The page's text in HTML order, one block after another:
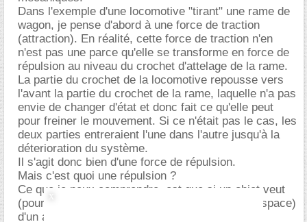
Dans l'exemple d'une locomotive "tirant" une rame de
wagon, je pense d'abord à une force de traction
(attraction). En réalité, cette force de traction n'en
n'est pas une parce qu'elle se transforme en force de
répulsion au niveau du crochet d'attelage de la rame.
La partie du crochet de la locomotive repousse vers
l'avant la partie du crochet de la rame, laquelle n'a pas
envie de changer d'état et donc fait ce qu'elle peut
pour freiner le mouvement. Si ce n'était pas le cas, les
deux parties entreraient l'une dans l'autre jusqu'à la
déterioration du système.
Il s'agit donc bien d'une force de répulsion.
Mais c'est quoi une répulsion ?
Ce que je peux comprendre, est que si un objet veut
(pour un motif quelconque) occuper la place (l'espace)
d'un autre objet, ce dernier n'est pas d'accord et